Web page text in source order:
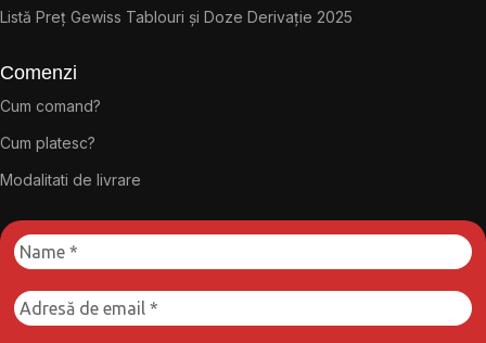
Listă Preț Gewiss Tablouri și Doze Derivație 2025
Comenzi
Cum comand?
Cum platesc?
Modalitati de livrare